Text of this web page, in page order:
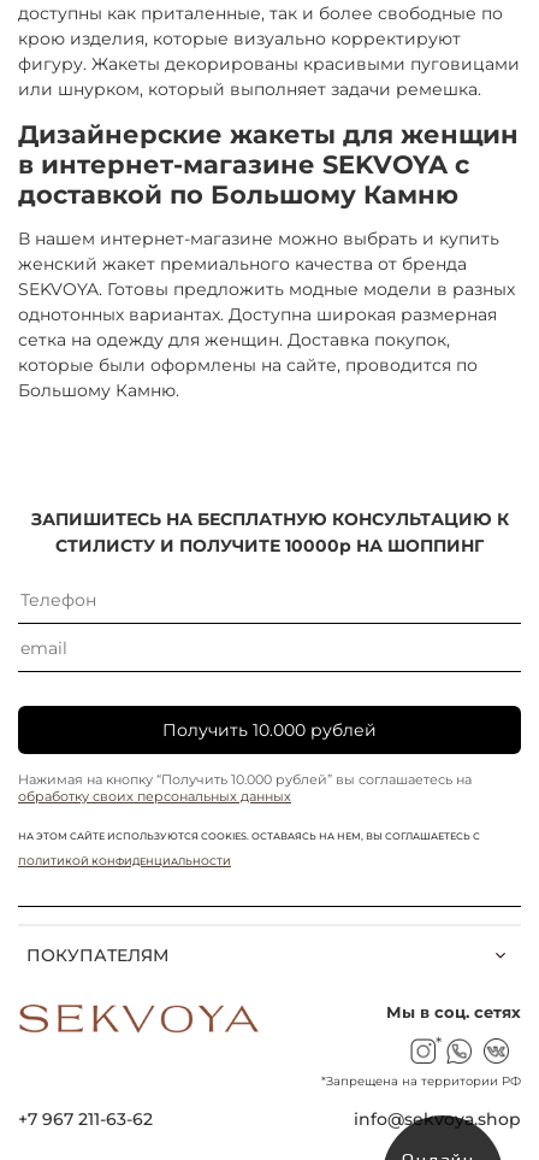
доступны как приталенные, так и более свободные по
крою изделия, которые визуально корректируют
фигуру. Жакеты декорированы красивыми пуговицами
или шнурком, который выполняет задачи ремешка.
Дизайнерские жакеты для женщин
в интернет-магазине SEKVOYA с
доставкой по Большому Камню
В нашем интернет-магазине можно выбрать и купить
женский жакет премиального качества от бренда
SEKVOYA. Готовы предложить модные модели в разных
однотонных вариантах. Доступна широкая размерная
сетка на одежду для женщин. Доставка покупок,
которые были оформлены на сайте, проводится по
Большому Камню.
ПОКУПАТЕЛЯМ
ЗАПИШИТЕСЬ НА БЕСПЛАТНУЮ КОНСУЛЬТАЦИЮ К
СТИЛИСТУ И ПОЛУЧИТЕ 10000р НА ШОППИНГ
Получить 10.000 рублей
Нажимая на кнопку “Получить 10.000 рублей” вы соглашаетесь на
обработку своих персональных данных
НА ЭТОМ САЙТЕ ИСПОЛЬЗУЮТСЯ COOKIES. ОСТАВАЯСЬ НА НЕМ, ВЫ СОГЛАШАЕТЕСЬ С
ПОЛИТИКОЙ КОНФИДЕНЦИАЛЬНОСТИ
+7 967 211-63-62 info@sekvoya.shop
Мы в соц. сетях
*
*Запрещена на территории РФ